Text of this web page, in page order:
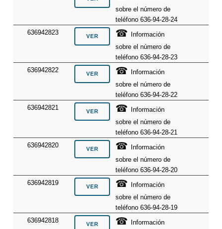
sobre el número de
teléfono 636-94-28-24
636942823
☎
Información
sobre el número de
teléfono 636-94-28-23
636942822
☎
Información
sobre el número de
teléfono 636-94-28-22
636942821
☎
Información
sobre el número de
teléfono 636-94-28-21
636942820
☎
Información
sobre el número de
teléfono 636-94-28-20
636942819
☎
Información
sobre el número de
teléfono 636-94-28-19
636942818
☎
Información